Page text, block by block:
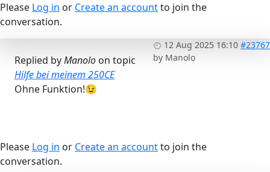
Please Log in or Create an accountto join the
conversation.
12 Aug 2025 16:10 #23767
by Manolo
Replied byManoloon topic
Hilfe bei meinem 250CE
Ohne Funktion!😉
Please Log in or Create an accountto join the
conversation.